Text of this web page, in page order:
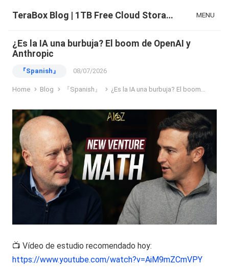
TeraBox Blog | 1TB Free Cloud Storage & All-in-One AI Space MENU
¿Es la IA una burbuja? El boom de OpenAI y
Anthropic
『Spanish』 08/07/2026
Home Blog 『Spanish』 ¿Es la IA una burbuja? El boom de OpenAI y Anthropic
📺 Vídeo de estudio recomendado hoy:
https://www.youtube.com/watch?v=AiM9mZCmVPY